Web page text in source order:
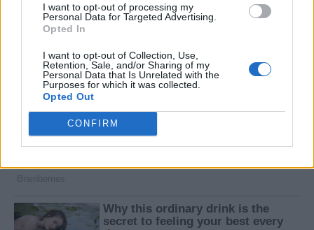
I want to opt-out of processing my
Personal Data for Targeted Advertising.
Opted In
I want to opt-out of Collection, Use,
Retention, Sale, and/or Sharing of my
Personal Data that Is Unrelated with the
Purposes for which it was collected.
Opted Out
CONFIRM